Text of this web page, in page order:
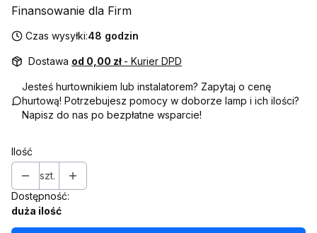
Finansowanie dla Firm
Czas wysyłki:48 godzin
Dostawa od 0,00 zł - Kurier DPD
Jesteś hurtownikiem lub instalatorem? Zapytaj o cenę
hurtową! Potrzebujesz pomocy w doborze lamp i ich ilości?
Napisz do nas po bezpłatne wsparcie!
Ilość
szt.
Dostępność:
duża ilość